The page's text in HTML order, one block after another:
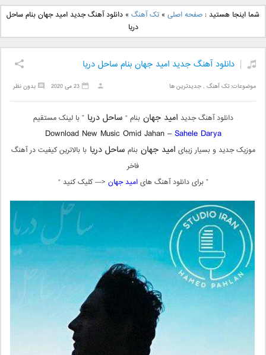
دانلود آهنگ جدید بهنام
بانی بنام قرص قمر 2
دانلود آهنگ جدید علی
یاسینی بنام دورترین نزدیک
شما اینجا هستید :صفحه اصلی »تک آهنگ »دانلود آهنگ جدید امید جهان بنام ساحل
دریا
دانلود آهنگ جدید امید جهان بنام ساحل دریا
موضوعات:تک آهنگ ,جدیدترین ها بدون نظر 23 می 2020
دانلود آهنگ جدید امید جهانبنام “ ساحل دریا” با لینک مستقیم
Download New Music Omid Jahan –Sahele Darya
موزیک جدید و بسیار زیبای امید جهانبنام ساحل دریابا بالاترین کیفیت در آهنگ
فاخر
” برای دانلود آهنگ هایامید جهان <— کلیک کنید “